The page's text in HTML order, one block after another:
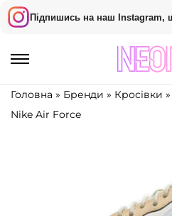
Підпишись на наш Instagram,
П
и
д
П
и
д
Головна » Бренди » Кросівки »
Nike Air Force